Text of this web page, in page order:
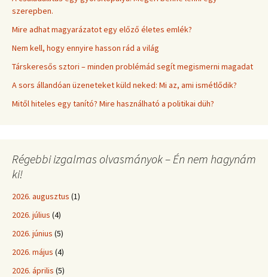
szerepben.
Mire adhat magyarázatot egy előző életes emlék?
Nem kell, hogy ennyire hasson rád a világ
Társkeresős sztori – minden problémád segít megismerni magadat
A sors állandóan üzeneteket küld neked: Mi az, ami ismétlődik?
Mitől hiteles egy tanító? Mire használható a politikai düh?
Régebbi izgalmas olvasmányok – Én nem hagynám
ki!
2026. augusztus (1)
2026. július (4)
2026. június (5)
2026. május (4)
2026. április (5)